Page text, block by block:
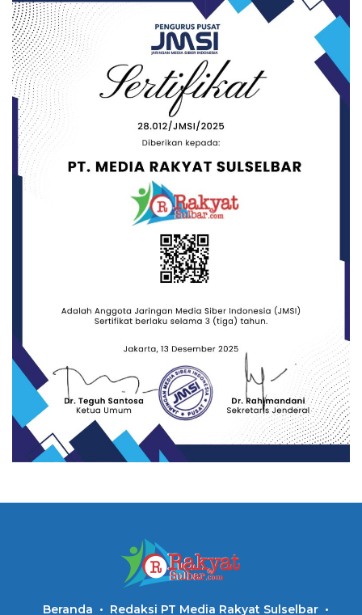
Beranda Redaksi PT Media Rakyat Sulselbar